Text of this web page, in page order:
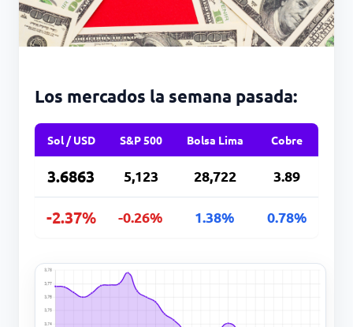
Los mercados la semana pasada:
Sol / USD S&P 500 Bolsa Lima Cobre
3.6863 5,123 28,722 3.89
-2.37% -0.26% 1.38% 0.78%